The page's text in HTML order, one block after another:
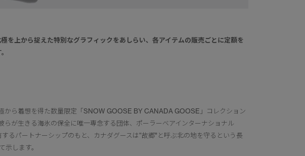
を上から捉えた特別なグラフィックをあしらい、各アイテムの販売ごとに定額を
から着想を得た数量限定「SNOW GOOSE BY CANADA GOOSE」コレクション
らが生きる海氷の保全に唯一専念する団体、ポーラーベアインターナショナル
るパートナーシップのもと、カナダグースは“故郷”と呼ぶ北の地を守るという長
します。